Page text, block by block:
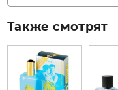
Также смотрят